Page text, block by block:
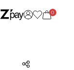
0